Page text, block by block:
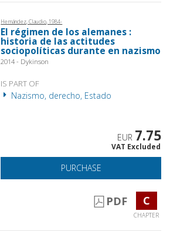
Hernández, Claudio, 1984-
El régimen de los alemanes :
historia de las actitudes
sociopolíticas durante en nazismo
2014 - Dykinson
IS PART OF
Nazismo, derecho, Estado
EUR 7.75
VAT Excluded
PURCHASE
PDF C
CHAPTER